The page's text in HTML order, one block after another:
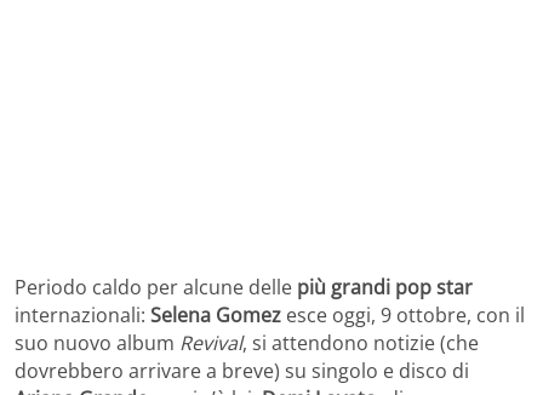
Periodo caldo per alcune delle più grandi pop star
internazionali: Selena Gomez esce oggi, 9 ottobre, con il
suo nuovo album Revival, si attendono notizie (che
dovrebbero arrivare a breve) su singolo e disco di